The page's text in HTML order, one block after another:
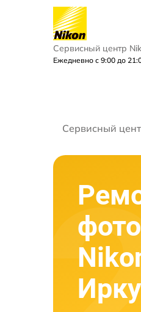
Сервисный центр
Ежедневно с 9:00 до
Сервисный